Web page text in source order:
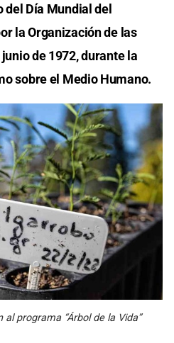
del Día Mundial del
la Organización de las
de 1972, durante la
sobre el Medio Humano.
programa “Árbol de la Vida”